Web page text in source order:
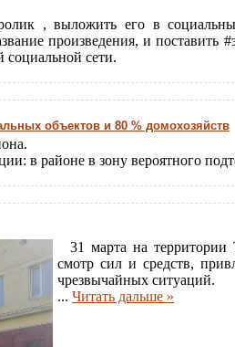
, выложить его в
произведения, и
социальной сети.
объектов и 80 % домохозяйств
в районе в зону вероятного
31 марта на территории
смотр сил и средств,
чрезвычайных ситуаций.
... Читать дальше »